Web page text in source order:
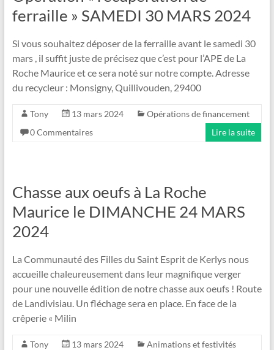
ferraille » SAMEDI 30 MARS 2024
Si vous souhaitez déposer de la ferraille avant le samedi 30
mars , il suffit juste de précisez que c’est pour l’APE de La
Roche Maurice et ce sera noté sur notre compte. Adresse
du recycleur : Monsigny, Quillivouden, 29400
Tony 13 mars 2024
Opérations de financement
0 Commentaires
Lire la suite
Chasse aux oeufs à La Roche
Maurice le DIMANCHE 24 MARS
2024
La Communauté des Filles du Saint Esprit de Kerlys nous
accueille chaleureusement dans leur magnifique verger
pour une nouvelle édition de notre chasse aux oeufs ! Route
de Landivisiau. Un fléchage sera en place. En face de la
crêperie « Milin
Tony 13 mars 2024
Animations et festivités